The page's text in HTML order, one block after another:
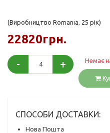
(Виробництво Romania, 25 рік)
22820грн.
- + Немає
СПОСОБИ ДОСТАВКИ:
Нова Пошта